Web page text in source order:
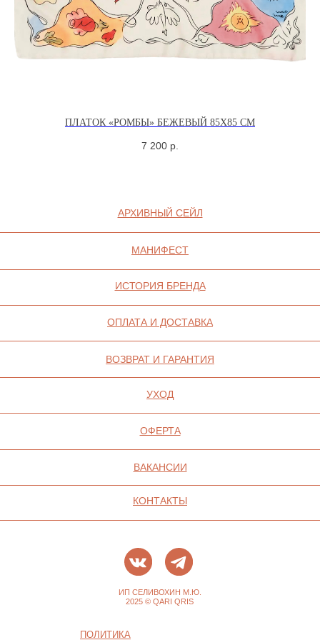
ПЛАТОК «РОМБЫ» БЕЖЕВЫЙ 85X85 СМ
7 200 р.
ПОЛИТИКА ИСПОЛЬЗОВАНИЯ ФАЙЛОВ
COOKIE
СОГЛАСИЕ НА ОБРАБОТКУ ПЕРСОНАЛЬНЫХ
ДАННЫХ
КОНФИДЕНЦИАЛЬНОСТИ